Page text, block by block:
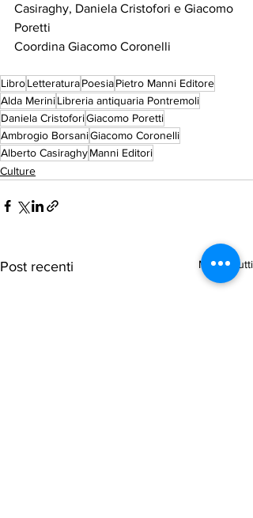
Casiraghy, Daniela Cristofori e Giacomo
Poretti
Coordina Giacomo Coronelli
LibroLetteraturaPoesiaPietro Manni Editore
Alda MeriniLibreria antiquaria Pontremoli
Daniela CristoforiGiacomo Poretti
Ambrogio BorsaniGiacomo Coronelli
Alberto CasiraghyManni Editori
Culture
Post recenti Mostra tutti